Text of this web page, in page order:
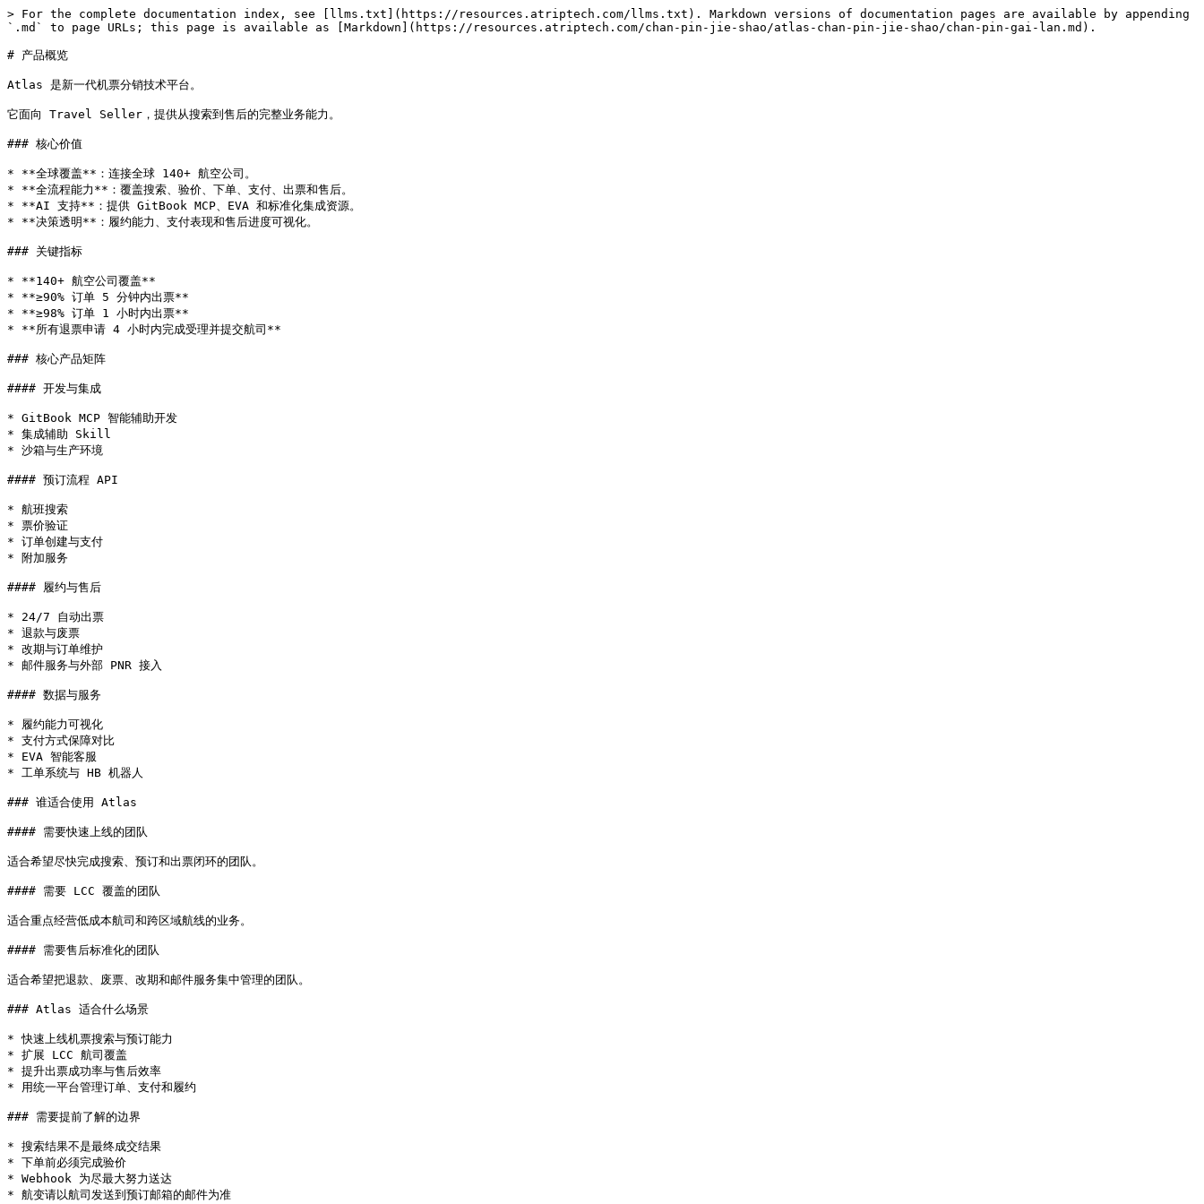
> For the complete documentation index, see [llms.txt](https://resources.atriptech.com/llms.txt). Markdown versions of documentation pages are available by appending
`.md` to page URLs; this page is available as [Markdown](https://resources.atriptech.com/chan-pin-jie-shao/atlas-chan-pin-jie-shao/chan-pin-gai-lan.md).
# 产品概览
Atlas 是新一代机票分销技术平台。
它面向 Travel Seller，提供从搜索到售后的完整业务能力。
### 核心价值
* **全球覆盖**：连接全球 140+ 航空公司。
* **全流程能力**：覆盖搜索、验价、下单、支付、出票和售后。
* **AI 支持**：提供 GitBook MCP、EVA 和标准化集成资源。
* **决策透明**：履约能力、支付表现和售后进度可视化。
### 关键指标
* **140+ 航空公司覆盖**
* **≥90% 订单 5 分钟内出票**
* **≥98% 订单 1 小时内出票**
* **所有退票申请 4 小时内完成受理并提交航司**
### 核心产品矩阵
#### 开发与集成
* GitBook MCP 智能辅助开发
* 集成辅助 Skill
* 沙箱与生产环境
#### 预订流程 API
* 航班搜索
* 票价验证
* 订单创建与支付
* 附加服务
#### 履约与售后
* 24/7 自动出票
* 退款与废票
* 改期与订单维护
* 邮件服务与外部 PNR 接入
#### 数据与服务
* 履约能力可视化
* 支付方式保障对比
* EVA 智能客服
* 工单系统与 HB 机器人
### 谁适合使用 Atlas
#### 需要快速上线的团队
适合希望尽快完成搜索、预订和出票闭环的团队。
#### 需要 LCC 覆盖的团队
适合重点经营低成本航司和跨区域航线的业务。
#### 需要售后标准化的团队
适合希望把退款、废票、改期和邮件服务集中管理的团队。
### Atlas 适合什么场景
* 快速上线机票搜索与预订能力
* 扩展 LCC 航司覆盖
* 提升出票成功率与售后效率
* 用统一平台管理订单、支付和履约
### 需要提前了解的边界
* 搜索结果不是最终成交结果
* 下单前必须完成验价
* Webhook 为尽最大努力送达
* 航变请以航司发送到预订邮箱的邮件为准